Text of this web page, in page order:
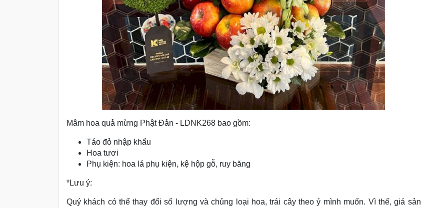
Mâm hoa quả mừng Phật Đản - LDNK268 bao gồm:
Táo đỏ nhập khẩu
Hoa tươi
Phụ kiện: hoa lá phụ kiện, kệ hộp gỗ, ruy băng
*Lưu ý:
Quý khách có thể thay đổi số lượng và chủng loại hoa, trái cây theo ý mình muốn. Vì thế, giá sản